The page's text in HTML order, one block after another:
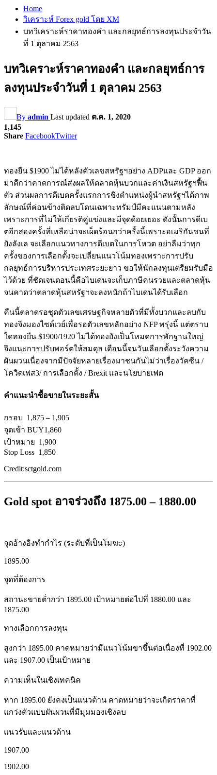
Home
วิเคราะห์ Forex gold โดย XM
บทวิเคราะห์ราคาทองคำ และกลยุทธ์การลงทุนประจำวัน
ที่ 1 ตุลาคม 2563
บทวิเคราะห์ราคาทองคำ และกลยุทธ์การ
ลงทุนประจำวันที่ 1 ตุลาคม 2563
By admin Last updated ต.ค. 1, 2020
1,145
Share FacebookTwitter
ทองยืน $1900 ไม่ได้หลังตัวเลขสหรัฐฯอย่าง ADPและ GDP ออก
มาดีกว่าคาดการณ์ส่งผลให้ตลาดหุ้นบวกและค่าเงินสหรัฐฯฟื้น
ตัว ส่วนผลการดีเบตครั้งแรกการชิงตำแหน่งผู้นำสหรัฐฯได้ภาพ
ลักษณ์ที่ค่อนข้างติดลบโดนเฉพาะทรัมป์มีคะแนนตามหลัง
เพราะการที่ไม่ให้เกียรติคู่แข่งและมีจุดด้อยเยอะ ดังนั้นการดีเบ
ตอีกสองครั้งที่เหลือน่าจะเผ็ดร้อนกว่าครั้งนี้เพราะอเมริกันชนที่
ยังลังเล จะเลือกแนวทางการดีเบตในการโหวต อย่าลืมว่าทุก
ครั้งของการเลือกตั้งจะเปลี่ยนแนวโน้มทองเพราะการปรับ
กลยุทธ์การบริหารประเทศระยะยาว ขอให้นักลงทุนเตรียมรับมือ
ไว้ด้วย ที่ชัดเจนตอนนี้คือไบเดนจะเก็บภาษีคนรวยและตลาดหุ้น
จนคาดว่าตลาดหุ้นสหรัฐฯจะลงหนักถ้าไบเดนได้รับเลือก
คืนนี้ตลาดรอชุดตัวเลขเศรษฐกิจหลายตัวที่มีทั้งบวกและลบกับ
ทองจึงมองไซด์เวย์เพื่อรอตัวเลขหลักอย่าง NFP พรุ่งนี้ แต่ตราบ
ใดทองยืน $1900/1920 ไม่ได้ทองยังเป็นโหมดการพักฐานใหญ่
จึงแนะการปรับพอร์ตให้สมดุล เดือนนี้จนวันเลือกตั้งระวังความ
ผันผวนเนื่องจากมีปัจจัยหลายเรื่องมาชนกันไม่ว่าเรื่องวัคซีน /
โควิดเฟส3/ การเลือกตั้ง / Brexit และนโยบายเฟด
คำแนะนำซื้อขายในระยะสั้น
กรอบ 1,875 – 1,905
จุดเข้า BUY1,860
เป้าหมาย 1,900
Stop Loss 1,850
Credit:sctgold.com
Gold spot อาจร่วงถึง 1875.00 – 1880.00
จุดอ้างอิงทำกำไร (ระดับที่เป็นโมฆะ)
1895.00
จุดที่ต้องการ
สถานะขายต่ำกว่า 1895.00 เป้าหมายต่อไปที่ 1880.00 และ
1875.00
ทางเลือกการลงทุน
สูงกว่า 1895.00 คาดหมายว่ามีแนวโน้มขาขึ้นต่อเนื่องที่ 1902.00
และ 1907.00 เป็นเป้าหมาย
ความเห็นในเชิงเทคนิค
หาก 1895.00 ยังคงเป็นแนวต้าน คาดหมายว่าจะเกิดราคาที่
แกว่งตัวแบบผันผวนที่มีมุมมองเชิงลบ
แนวรับและแนวต้าน
1907.00
1902.00